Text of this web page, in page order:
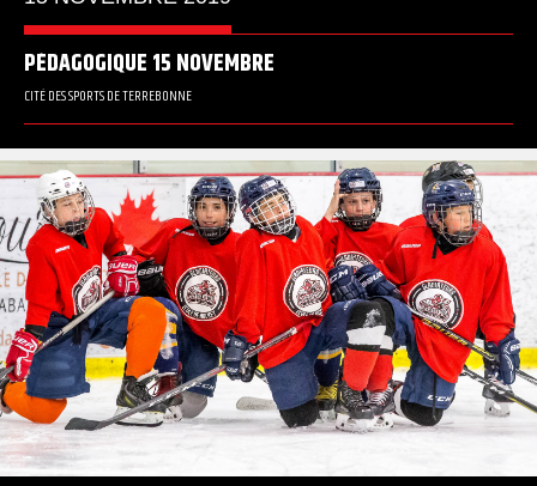
PÉDAGOGIQUE 15 NOVEMBRE
CITÉ DES SPORTS DE TERREBONNE